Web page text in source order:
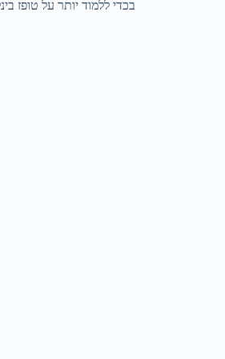
בכדי ללמוד יותר על טופז